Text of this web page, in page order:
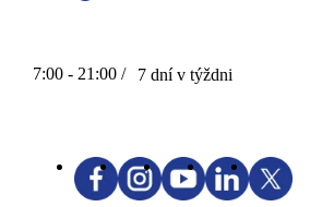
7:00 - 21:00 / 7 dní v týždni